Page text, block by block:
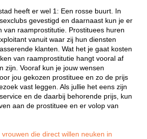
heeft er wel 1: Een rosse buurt. In
gevestigd en daarnaast kun je er
van raamprostitutie. Prostituees huren
vanuit waar zij hun diensten
klanten. Wat het je gaat kosten
van raamprostitutie hangt vooral af
zijn. Vooraf kun je jouw wensen
jou gekozen prostituee en zo de prijs
vast leggen. Als jullie het eens zijn
en de daarbij behorende prijs, kun
aan de prostituee en er volop van
die direct willen neuken in